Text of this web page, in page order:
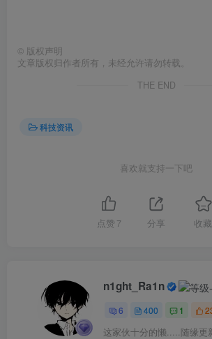
© 版权声明
文章版权归作者所有，未经允许请勿转载。
THE END
科技资讯
喜欢就支持一下吧
点赞 7 分享 收藏
n1ght_Ra1n
6 400 1
这家伙十分的懒.....随缘更